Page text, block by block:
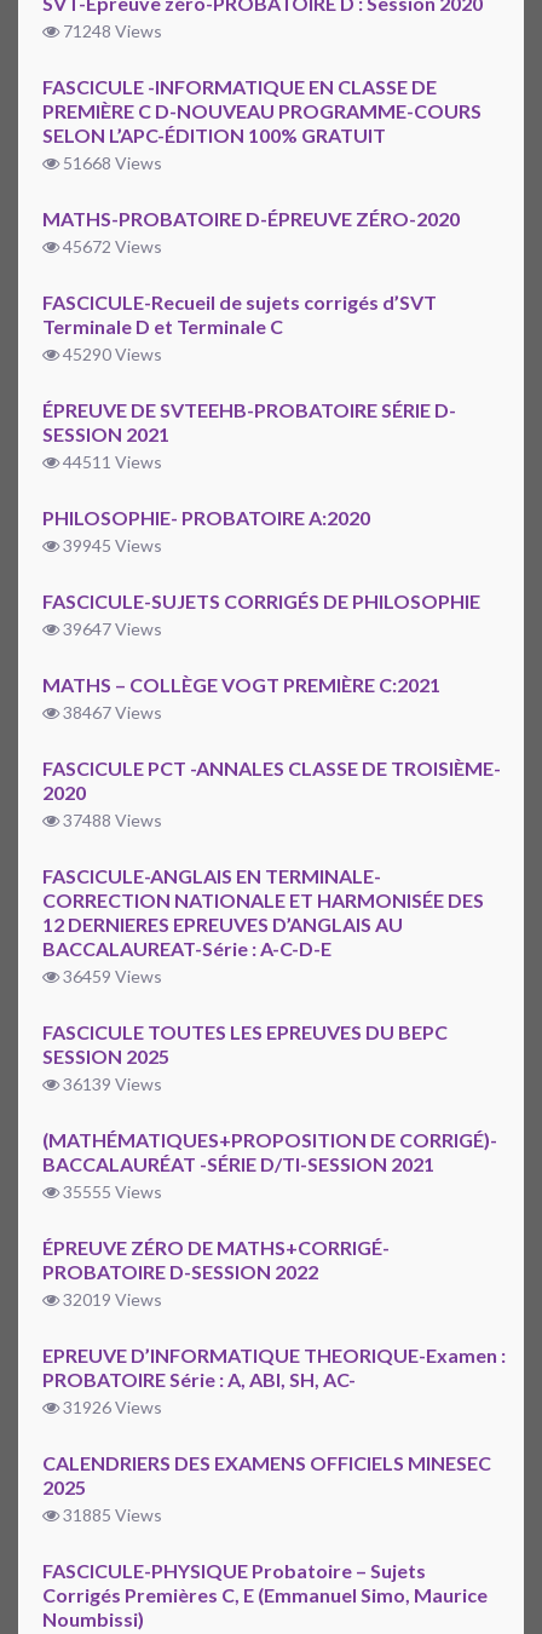
71248 Views
FASCICULE -INFORMATIQUE EN CLASSE DE
PREMIÈRE C D-NOUVEAU PROGRAMME-COURS
SELON L’APC-ÉDITION 100% GRATUIT
51668 Views
MATHS-PROBATOIRE D-ÉPREUVE ZÉRO-2020
45672 Views
FASCICULE-Recueil de sujets corrigés d’SVT
Terminale D et Terminale C
45290 Views
ÉPREUVE DE SVTEEHB-PROBATOIRE SÉRIE D-
SESSION 2021
44511 Views
PHILOSOPHIE- PROBATOIRE A:2020
39945 Views
FASCICULE-SUJETS CORRIGÉS DE PHILOSOPHIE
39647 Views
MATHS – COLLÈGE VOGT PREMIÈRE C:2021
38467 Views
FASCICULE PCT -ANNALES CLASSE DE TROISIÈME-
2020
37488 Views
FASCICULE-ANGLAIS EN TERMINALE-
CORRECTION NATIONALE ET HARMONISÉE DES
12 DERNIERES EPREUVES D’ANGLAIS AU
BACCALAUREAT-Série : A-C-D-E
36459 Views
FASCICULE TOUTES LES EPREUVES DU BEPC
SESSION 2025
36139 Views
(MATHÉMATIQUES+PROPOSITION DE CORRIGÉ)-
BACCALAURÉAT -SÉRIE D/TI-SESSION 2021
35555 Views
ÉPREUVE ZÉRO DE MATHS+CORRIGÉ-
PROBATOIRE D-SESSION 2022
32019 Views
EPREUVE D’INFORMATIQUE THEORIQUE-Examen :
PROBATOIRE Série : A, ABI, SH, AC-
31926 Views
CALENDRIERS DES EXAMENS OFFICIELS MINESEC
2025
31885 Views
FASCICULE-PHYSIQUE Probatoire – Sujets
Corrigés Premières C, E (Emmanuel Simo, Maurice
Noumbissi)